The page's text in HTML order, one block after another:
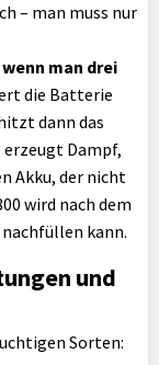
– man muss nur
wenn man drei
die Batterie
dann das
erzeugt Dampf,
Akku, der nicht
wird nach dem
kann.
und
Sorten: